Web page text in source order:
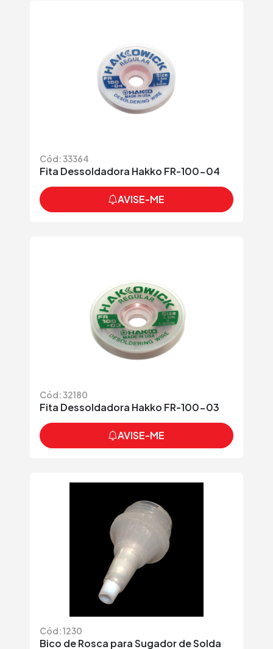
Cód: 33364
Fita Dessoldadora Hakko FR-100-04
AVISE-ME
Cód: 32180
Fita Dessoldadora Hakko FR-100-03
AVISE-ME
Cód: 1230
Bico de Rosca para Sugador de Solda